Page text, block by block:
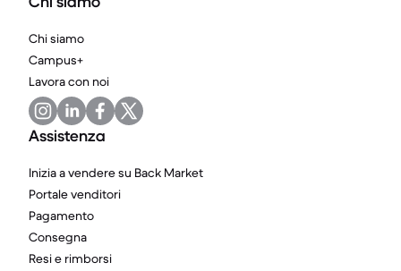
Chi siamo
Campus+
Lavora con noi
Assistenza
Inizia a vendere su Back Market
Portale venditori
Pagamento
Consegna
Resi e rimborsi